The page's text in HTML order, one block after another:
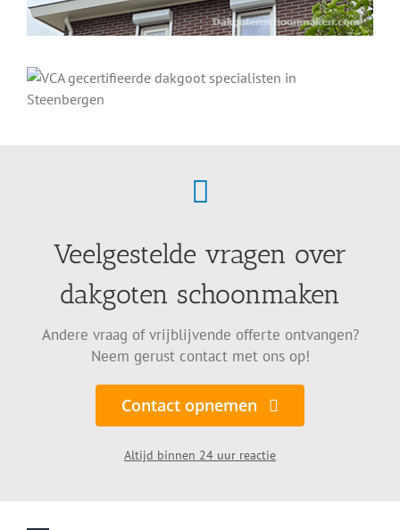
Veelgestelde vragen over
dakgoten schoonmaken
Andere vraag of vrijblijvende offerte ontvangen?
Neem gerust contact met ons op!
Contact opnemen
Altijd binnen 24 uur reactie